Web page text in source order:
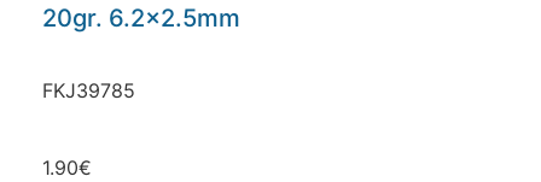
20gr. 6.2×2.5mm
FKJ39785
1.90€